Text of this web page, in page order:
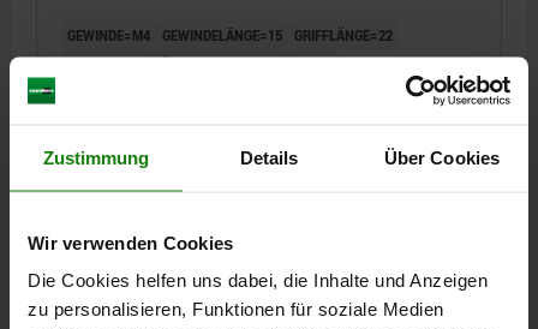
Zustimmung Details Über Cookies
Wir verwenden Cookies
Die Cookies helfen uns dabei, die Inhalte und Anzeigen
zu personalisieren, Funktionen für soziale Medien
GEWINDE=M4 GEWINDELÄNGE=15
GRIFFLÄNGE=22
FARBE GRUNDKÖRPER=SCHWARZ RAL 9005
D=8
H4=27 GRIFFLÄNGE=27,7 B=6,4 ZÄHNEZAHL =12
4,70 €
zzgl. Versandkosten